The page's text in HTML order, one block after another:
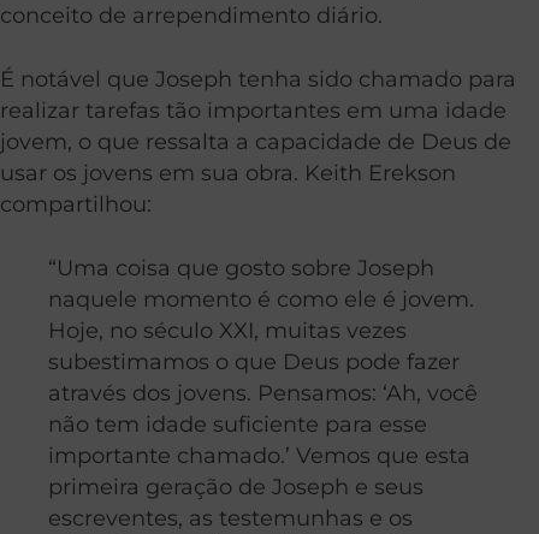
conceito de arrependimento diário.
É notável que Joseph tenha sido chamado para
realizar tarefas tão importantes em uma idade
jovem, o que ressalta a capacidade de Deus de
usar os jovens em sua obra. Keith Erekson
compartilhou:
“Uma coisa que gosto sobre Joseph
naquele momento é como ele é jovem.
Hoje, no século XXI, muitas vezes
subestimamos o que Deus pode fazer
através dos jovens. Pensamos: ‘Ah, você
não tem idade suficiente para esse
importante chamado.’ Vemos que esta
primeira geração de Joseph e seus
escreventes, as testemunhas e os